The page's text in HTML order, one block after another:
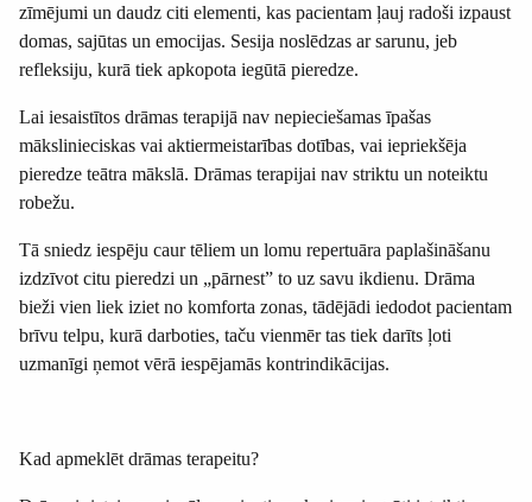
zīmējumi un daudz citi elementi, kas pacientam ļauj radoši izpaust
domas, sajūtas un emocijas. Sesija noslēdzas ar sarunu, jeb
refleksiju, kurā tiek apkopota iegūtā pieredze.
Lai iesaistītos drāmas terapijā nav nepieciešamas īpašas
mākslinieciskas vai aktiermeistarības dotības, vai iepriekšēja
pieredze teātra mākslā. Drāmas terapijai nav striktu un noteiktu
robežu.
Tā sniedz iespēju caur tēliem un lomu repertuāra paplašināšanu
izdzīvot citu pieredzi un „pārnest” to uz savu ikdienu. Drāma
bieži vien liek iziet no komforta zonas, tādējādi iedodot pacientam
brīvu telpu, kurā darboties, taču vienmēr tas tiek darīts ļoti
uzmanīgi ņemot vērā iespējamās kontrindikācijas.
Kad apmeklēt drāmas terapeitu?